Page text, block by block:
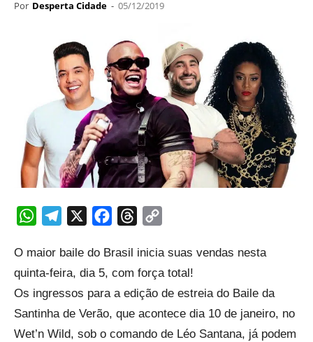
Por Desperta Cidade - 05/12/2019
WhatsAppTelegram FacebookThreads
O maior baile do Brasil inicia suas vendas nesta
quinta-feira, dia 5, com força total!
Os ingressos para a edição de estreia do Baile da
Santinha de Verão, que acontece dia 10 de janeiro, no
Wet’n Wild, sob o comando de Léo Santana, já podem